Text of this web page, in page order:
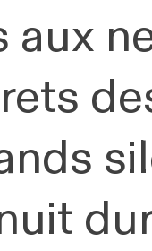
aux